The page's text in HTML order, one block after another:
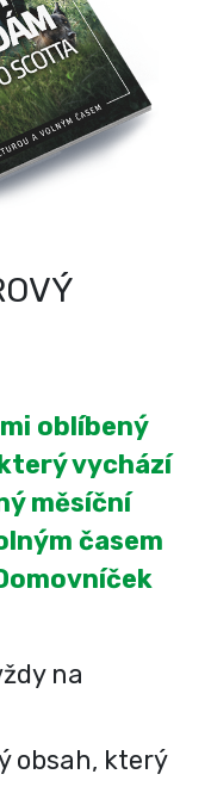
oblíbený
vychází
měsíční
časem
na
obsah, který